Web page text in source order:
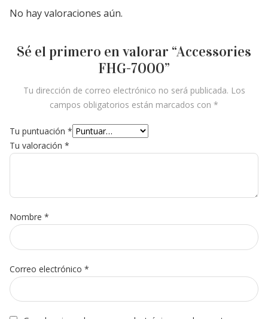
No hay valoraciones aún.
Sé el primero en valorar “Accessories
FHG-7000”
Tu dirección de correo electrónico no será publicada. Los
campos obligatorios están marcados con *
Tu puntuación *
Tu valoración *
Nombre *
Correo electrónico *